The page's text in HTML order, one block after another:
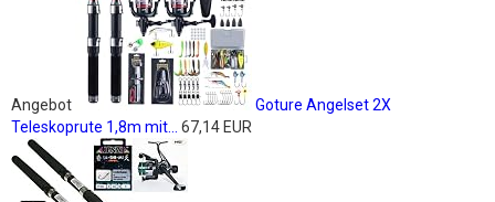
Angebot
Goture Angelset 2X
Teleskoprute 1,8m mit...
67,14 EUR